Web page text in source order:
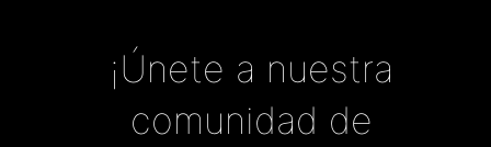
¡Únete a nuestra
comunidad de